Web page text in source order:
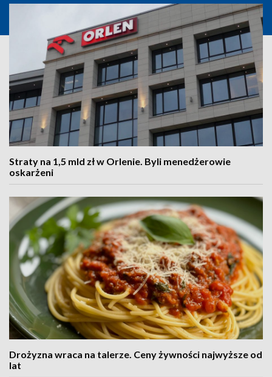
Straty na 1,5 mld zł w Orlenie. Byli menedżerowie
oskarżeni
Drożyzna wraca na talerze. Ceny żywności najwyższe od
lat